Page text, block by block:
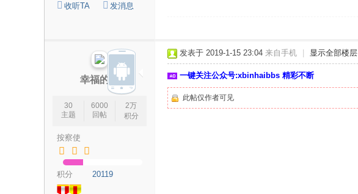
收听TA 发消息
幸福的我
30
主题
6000
回帖
2万
积分
按察使
积分 20119
发表于 2019-1-15 23:04 来自手机 显示全部楼层
一键关注公众号:xbinhaibbs 精彩不断
此帖仅作者可见